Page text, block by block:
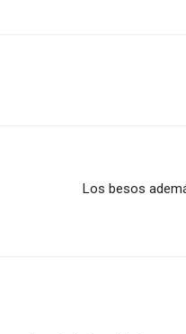
Los besos